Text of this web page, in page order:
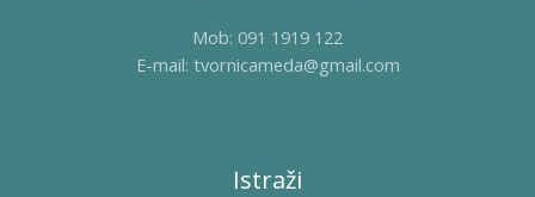
Mob: 091 1919 122
E-mail: tvornicameda@gmail.com
Istraži